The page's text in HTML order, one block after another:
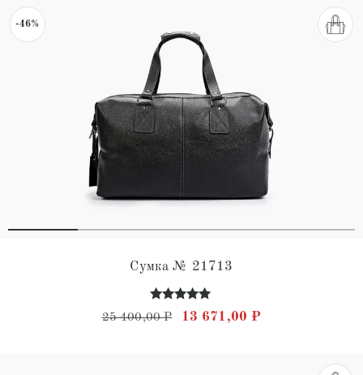
-46%
Сумка № 21713
Оценка
4.82
25 400,00₽ Первоначальная цена
13 671,00 ₽Текущая цена: